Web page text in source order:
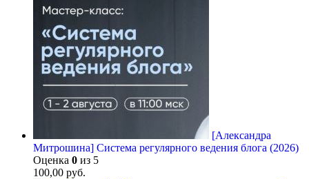
[Александра
Митрошина] Система регулярного ведения блога (2026)
Оценка 0 из 5
100,00 руб.